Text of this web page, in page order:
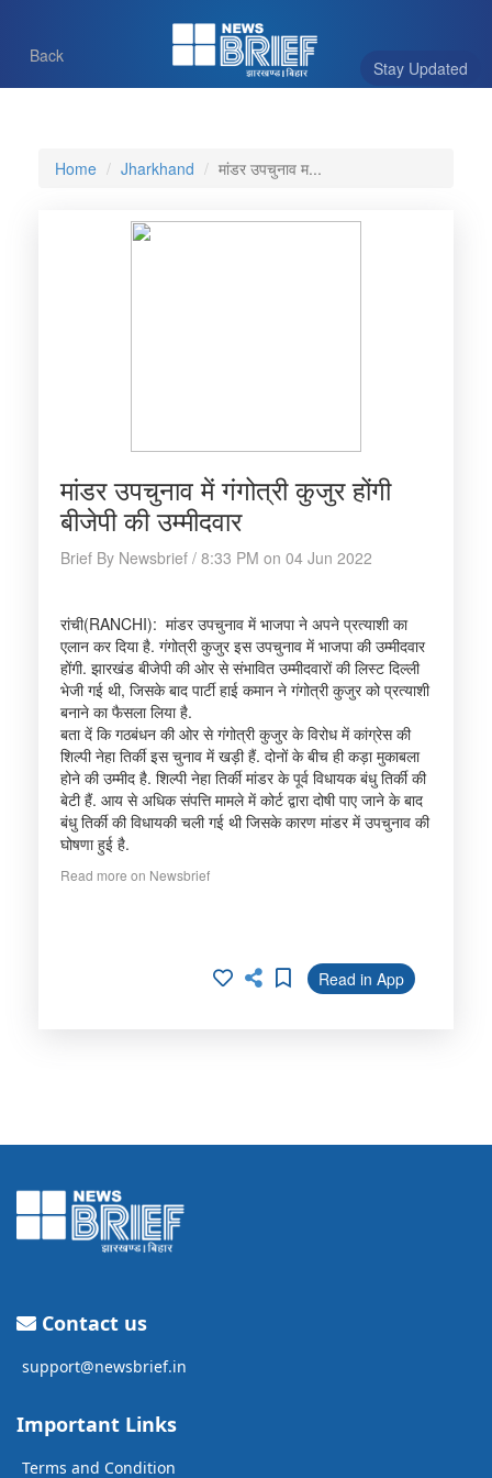
Stay Updated
Back
Home Jharkhand मांडर उपचुनाव म...
मांडर उपचुनाव में गंगोत्री कुजुर होंगी
बीजेपी की उम्मीदवार
Brief By Newsbrief / 8:33 PM on 04 Jun 2022
रांची(RANCHI): मांडर उपचुनाव में भाजपा ने अपने प्रत्याशी का
एलान कर दिया है. गंगोत्री कुजुर इस उपचुनाव में भाजपा की उम्मीदवार
होंगी. झारखंड बीजेपी की ओर से संभावित उम्मीदवारों की लिस्ट दिल्ली
भेजी गई थी, जिसके बाद पार्टी हाई कमान ने गंगोत्री कुजुर को प्रत्याशी
बनाने का फैसला लिया है.
बता दें कि गठबंधन की ओर से गंगोत्री कुजुर के विरोध में कांग्रेस की
शिल्पी नेहा तिर्की इस चुनाव में खड़ी हैं. दोनों के बीच ही कड़ा मुकाबला
होने की उम्मीद है. शिल्पी नेहा तिर्की मांडर के पूर्व विधायक बंधु तिर्की की
बेटी हैं. आय से अधिक संपत्ति मामले में कोर्ट द्वारा दोषी पाए जाने के बाद
बंधु तिर्की की विधायकी चली गई थी जिसके कारण मांडर में उपचुनाव की
घोषणा हुई है.
Read more on Newsbrief
Read in App
Contact us
support@newsbrief.in
Important Links
Terms and Condition